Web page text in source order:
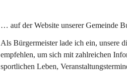
… auf der Website unserer Gemeinde
Als Bürgermeister lade ich ein, unsere
empfehlen, um sich mit zahlreichen
sportlichen Leben,